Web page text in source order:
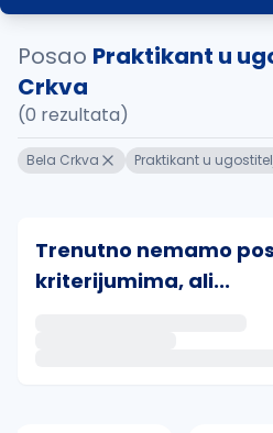
Posao Praktikant u
Crkva
(0 rezultata)
Bela Crkva Praktikant u
Trenutno nemamo
kriterijumima, ali...